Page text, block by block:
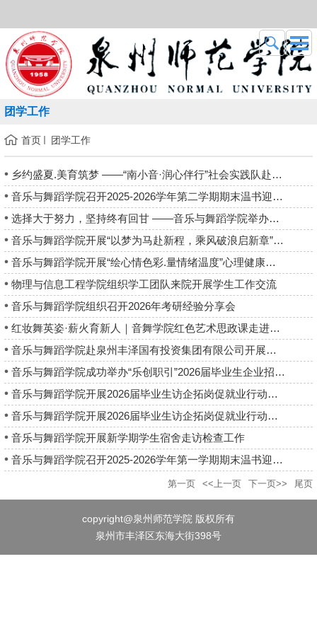
团学工作
首页 团学工作
乡约盛夏.美育筑梦 ——“南小音·润心伴行”社会实践队赴南安翔云...
音乐与舞蹈学院召开2025-2026学年第二学期期末温书迎考暨暑期安...
选择大于努力，坚持终有回甘 ——音乐与舞蹈学院举办第十三期校友...
音乐与舞蹈学院开展“以梦为马赴新程，乘风破浪启新章”毕业季系...
音乐与舞蹈学院开展“绘心情色彩.量情绪温度”心理健康主题班会
物理与信息工程学院组织学工团队来院开展学生工作交流
音乐与舞蹈学院组织召开2026年考研经验分享会
红妆舞英姿·薪火育新人｜音舞学院红色艺术思政课走进泉州市晋光...
音乐与舞蹈学院赴泉州丰泽国有投资集团有限公司开展访企拓岗专项...
音乐与舞蹈学院成功举办“乐创职引”2026届毕业生企业招聘会暨企...
音乐与舞蹈学院开展2026届毕业生访企拓岗促就业行动（三）
音乐与舞蹈学院开展2026届毕业生访企拓岗促就业行动（二）
音乐与舞蹈学院开展新学期学生宿舍走访检查工作
音乐与舞蹈学院召开2025-2026学年第一学期期末温书迎考暨安全教...
第一页 <<上一页 下一页>> 尾页
copyright@泉州师范学院 版权所有
泉州市丰泽区东海大街398号